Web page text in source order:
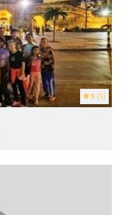
5 (9)